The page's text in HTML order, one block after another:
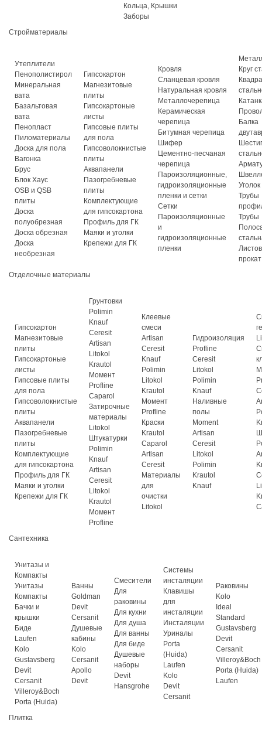
Кольца, Крышки
Заборы
Стройматериалы
Утеплители
Пенополистирол
Минеральная
вата
Базальтовая
вата
Пенопласт
Пиломатериалы
Доска для пола
Вагонка
Брус
Блок Хаус
OSB и QSB
плиты
Доска
полуобрезная
Доска обрезная
Доска
необрезная
Гипсокартон
Магнезитовые
плиты
Гипсокартоные
листы
Гипсовые плиты
для пола
Гипсоволокнистые
плиты
Аквапанели
Пазогребневые
плиты
Комплектующие
для гипсокартона
Профиль для ГК
Маяки и уголки
Крепежи для ГК
Кровля
Сланцевая кровля
Натуральная кровля
Металлочерепица
Керамическая
черепица
Битумная черепица
Шифер
Цементно-песчаная
черепица
Пароизоляционные,
гидроизоляционные
пленки и сетки
Сетки
Пароизоляционные
и
гидроизоляционные
пленки
Круг
Балка
Уголок
Трубы
Трубы
прокат
Отделочные материалы
Гипсокартон
Магнезитовые
плиты
Гипсокартоные
листы
Гипсовые плиты
для пола
Гипсоволокнистые
плиты
Аквапанели
Пазогребневые
плиты
Комплектующие
для гипсокартона
Профиль для ГК
Маяки и уголки
Крепежи для ГК
Грунтовки
Polimin
Knauf
Ceresit
Artisan
Litokol
Krautol
Момент
Profline
Caparol
Затирочные
материалы
Litokol
Штукатурки
Polimin
Knauf
Artisan
Ceresit
Litokol
Krautol
Момент
Profline
Клеевые
смеси
Artisan
Ceresit
Knauf
Polimin
Litokol
Krautol
Момент
Profline
Краски
Krautol
Caparol
Artisan
Ceresit
Материалы
для
очистки
Litokol
Гидроизоляция
Profline
Ceresit
Litokol
Polimin
Knauf
Наливные
полы
Moment
Artisan
Ceresit
Litokol
Polimin
Krautol
Knauf
Сантехника
Унитазы и
Компакты
Унитазы
Компакты
Бачки и
крышки
Биде
Laufen
Kolo
Gustavsberg
Devit
Cersanit
Villeroy&Boch
Porta (Huida)
Ванны
Goldman
Devit
Cersanit
Душевые
кабины
Kolo
Cersanit
Apollo
Devit
Смесители
Для
раковины
Для кухни
Для душа
Для ванны
Для биде
Душевые
наборы
Devit
Hansgrohe
Системы
инсталяции
Клавишы
для
инсталяции
Инсталяции
Уриналы
Porta
(Huida)
Laufen
Kolo
Devit
Cersanit
Раковины
Kolo
Ideal
Standard
Gustavsberg
Devit
Cersanit
Villeroy&Boch
Porta (Huida)
Laufen
Плитка